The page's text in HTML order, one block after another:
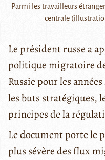
Parmi les travailleurs
centrale
Le président russe a
politique migratoire
Russie pour les
les buts stratégiques,
principes de la
Le document porte le
plus sévère des flux